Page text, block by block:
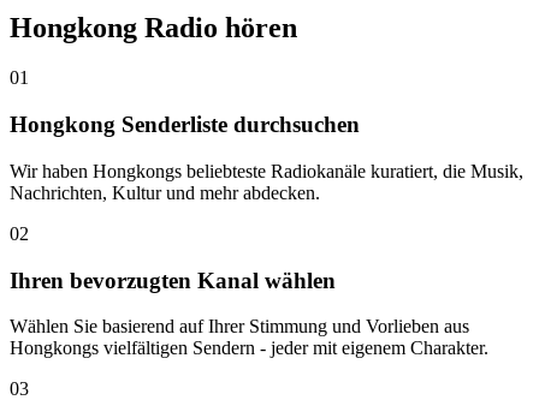
Hongkong Radio hören
01
Hongkong Senderliste durchsuchen
Wir haben Hongkongs beliebteste Radiokanäle kuratiert, die Musik,
Nachrichten, Kultur und mehr abdecken.
02
Ihren bevorzugten Kanal wählen
Wählen Sie basierend auf Ihrer Stimmung und Vorlieben aus
Hongkongs vielfältigen Sendern - jeder mit eigenem Charakter.
03